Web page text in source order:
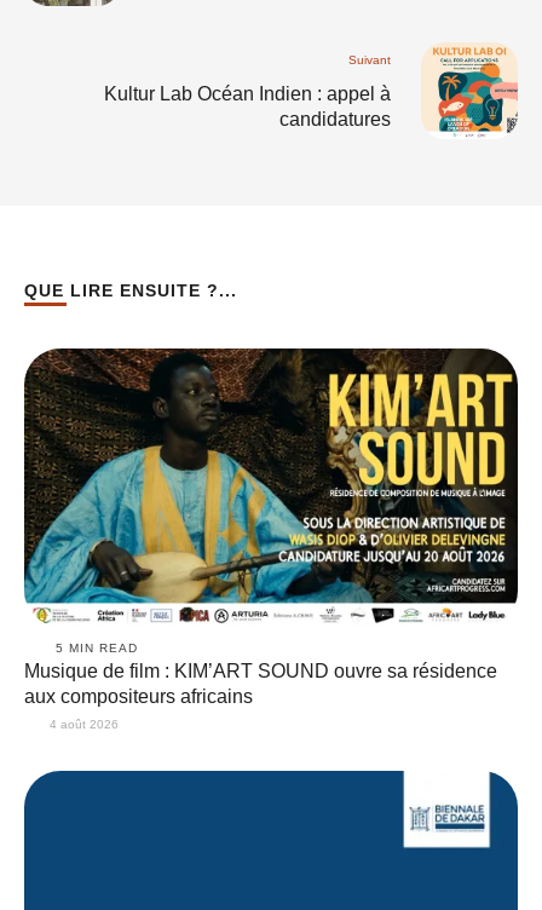
Suivant
Kultur Lab Océan Indien : appel à
candidatures
QUE LIRE ENSUITE ?...
5 MIN READ
Musique de film : KIM’ART SOUND ouvre sa résidence
aux compositeurs africains
4 août 2026